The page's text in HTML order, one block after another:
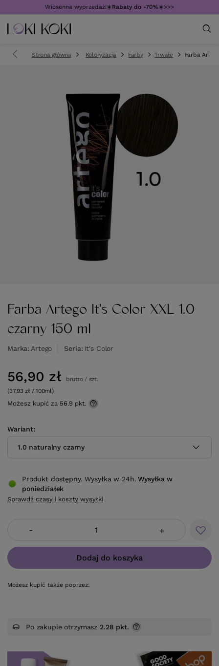
Wiosenna wyprzedaż!☀️Rabaty do -70%☀️>>>
Strona główna Koloryzacja Farby Trwałe Farba
Farba Artego It's Color XXL 1.0
czarny 150 ml
Marka Artego Seria It's Color
Wariant
1.0 naturalny czarny
56,90 zł brutto/ szt.
(37,93 zł / 100ml)
Możesz kupić za 56.9 pkt.
- +
Dodaj do koszyka
Możesz kupić także poprzez:
Produkt dostępny. Wysyłka w 24h. Wysyłkaw
poniedziałek
Sprawdź czasy i koszty wysyłki
Po zakupie otrzymasz 2.28 pkt.